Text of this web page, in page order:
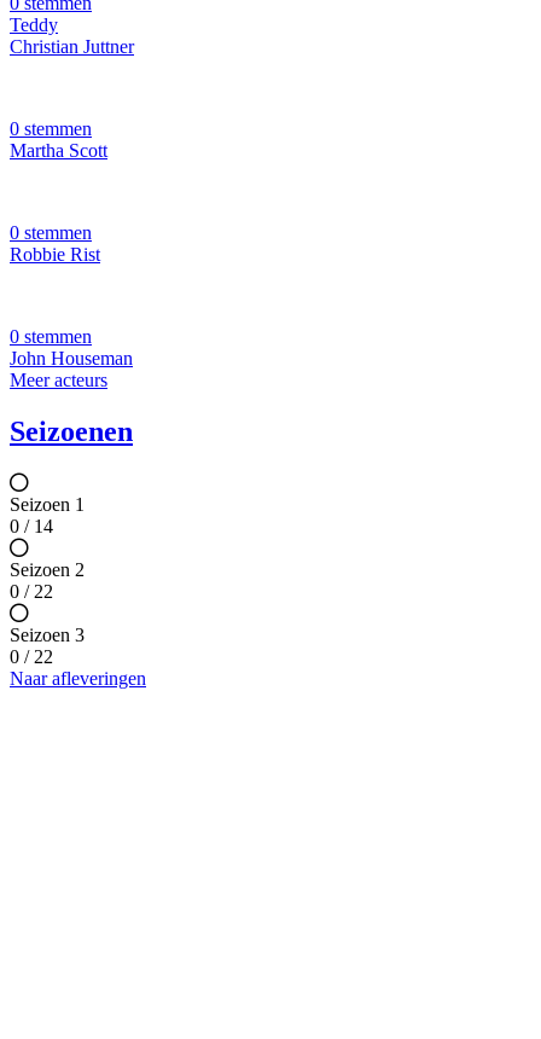
Teddy
Christian Juttner
0 stemmen
Martha Scott
0 stemmen
Robbie Rist
0 stemmen
John Houseman
Meer acteurs
Seizoenen
Seizoen 1
0 / 14
Seizoen 2
0 / 22
Seizoen 3
0 / 22
Naar afleveringen